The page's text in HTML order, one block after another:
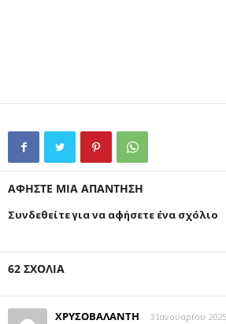
62 ΣΧΟΛΙΑ
ΧΡΥΣΟΒΑΛΑΝΤΗ 3 Ιανουαρίου
ΑΦΗΣΤΕ ΜΙΑ ΑΠΑΝΤΗΣΗ
Συνδεθείτε για να αφήσετε ένα σχόλιο